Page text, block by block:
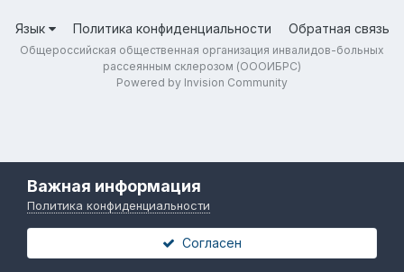
Язык Политика конфиденциальности Обратная связь
Общероссийская общественная организация инвалидов-больных
рассеянным склерозом (ОООИБРС)
Powered by Invision Community
Важная информация
Политика конфиденциальности
Согласен